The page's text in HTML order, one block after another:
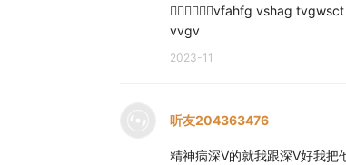
🖕🏿🤘🏿👣👣vfahfg vshag
vvgv
2023-11
听友204363476
精神病深V的就我跟深V好我把